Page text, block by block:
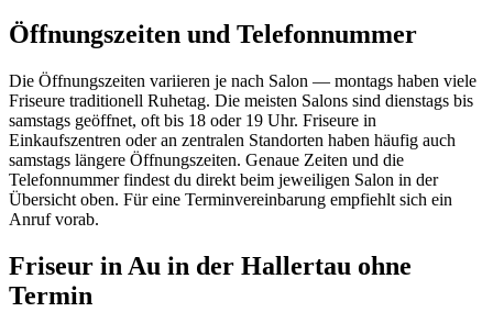
Öffnungszeiten und Telefonnummer
Die Öffnungszeiten variieren je nach Salon — montags haben viele
Friseure traditionell Ruhetag. Die meisten Salons sind dienstags bis
samstags geöffnet, oft bis 18 oder 19 Uhr. Friseure in
Einkaufszentren oder an zentralen Standorten haben häufig auch
samstags längere Öffnungszeiten. Genaue Zeiten und die
Telefonnummer findest du direkt beim jeweiligen Salon in der
Übersicht oben. Für eine Terminvereinbarung empfiehlt sich ein
Anruf vorab.
Friseur in Au in der Hallertau ohne
Termin